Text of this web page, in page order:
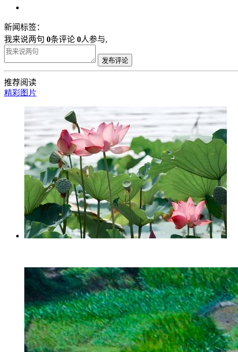
新闻标签：
我来说两句 0条评论 0人参与,
发布评论
推荐阅读